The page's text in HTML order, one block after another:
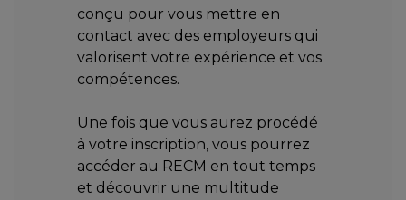
conçu pour vous mettre en
contact avec des employeurs qui
valorisent votre expérience et vos
compétences.
Une fois que vous aurez procédé
à votre inscription, vous pourrez
accéder au RECM en tout temps
et découvrir une multitude